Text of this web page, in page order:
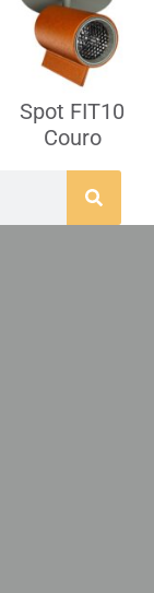
Spot FIT10
Couro